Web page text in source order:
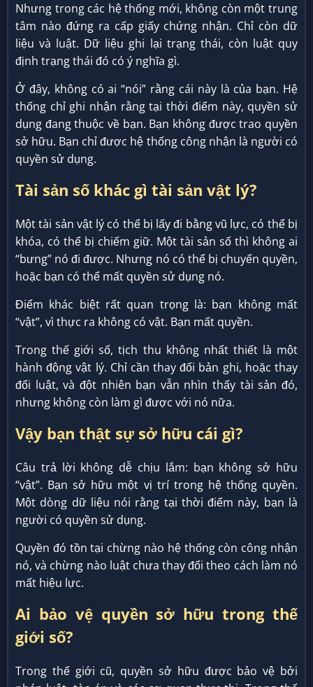
Nhưng trong các hệ thống mới, không còn một trung
tâm nào đứng ra cấp giấy chứng nhận. Chỉ còn dữ
liệu và luật. Dữ liệu ghi lại trạng thái, còn luật quy
định trạng thái đó có ý nghĩa gì.
Ở đây, không có ai “nói” rằng cái này là của bạn. Hệ
thống chỉ ghi nhận rằng tại thời điểm này, quyền sử
dụng đang thuộc về bạn. Bạn không được trao quyền
sở hữu. Bạn chỉ được hệ thống công nhận là người có
quyền sử dụng.
Tài sản số khác gì tài sản vật lý?
Một tài sản vật lý có thể bị lấy đi bằng vũ lực, có thể bị
khóa, có thể bị chiếm giữ. Một tài sản số thì không ai
“bưng” nó đi được. Nhưng nó có thể bị chuyển quyền,
hoặc bạn có thể mất quyền sử dụng nó.
Điểm khác biệt rất quan trọng là: bạn không mất
“vật”, vì thực ra không có vật. Bạn mất quyền.
Trong thế giới số, tịch thu không nhất thiết là một
hành động vật lý. Chỉ cần thay đổi bản ghi, hoặc thay
đổi luật, và đột nhiên bạn vẫn nhìn thấy tài sản đó,
nhưng không còn làm gì được với nó nữa.
Vậy bạn thật sự sở hữu cái gì?
Câu trả lời không dễ chịu lắm: bạn không sở hữu
“vật”. Bạn sở hữu một vị trí trong hệ thống quyền.
Một dòng dữ liệu nói rằng tại thời điểm này, bạn là
người có quyền sử dụng.
Quyền đó tồn tại chừng nào hệ thống còn công nhận
nó, và chừng nào luật chưa thay đổi theo cách làm nó
mất hiệu lực.
Ai bảo vệ quyền sở hữu trong thế
giới số?
Trong thế giới cũ, quyền sở hữu được bảo vệ bởi